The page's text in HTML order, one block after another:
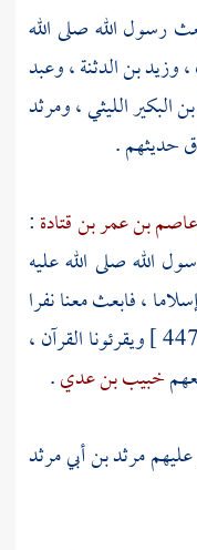
رسول الله صلى الله
وزيد بن الدثنة ،وعبد
البكير الليثي ،ومرثد
حديثهم .
عاصم بن عمر بن قتادة:
الله صلى الله عليه
، فابعث معنا نفرا
ويقرئونا القرآن ،
خبيب بن عدي.
مرثد بن أبي مرثد